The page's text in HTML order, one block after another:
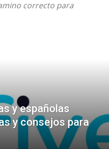
correcto para
y españolas
y consejos para